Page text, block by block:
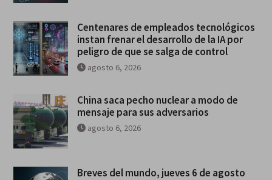
Centenares de empleados tecnológicos
instan frenar el desarrollo de la IA por
peligro de que se salga de control
agosto 6, 2026
China saca pecho nuclear a modo de
mensaje para sus adversarios
agosto 6, 2026
Breves del mundo, jueves 6 de agosto